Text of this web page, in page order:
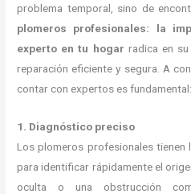
problema temporal, sino de
plomeros profesionales: la
experto en tu hogar radica en
reparación eficiente y segura. A
contar con expertos es fundamental:
1. Diagnóstico preciso
Los plomeros profesionales tienen
para identificar rápidamente el
oculta o una obstrucción